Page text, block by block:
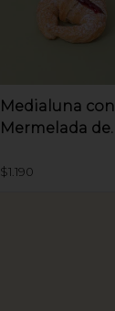
Medialuna con
Mermelada de
$1.190